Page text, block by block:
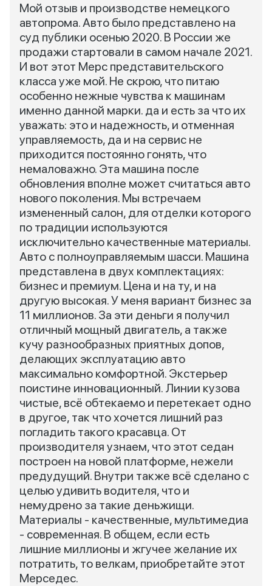
Мой отзыв и производстве немецкого
автопрома. Авто было представлено на
суд публики осенью 2020. В России же
продажи стартовали в самом начале 2021.
И вот этот Мерс представительского
класса уже мой. Не скрою, что питаю
особенно нежные чувства к машинам
именно данной марки. да и есть за что их
уважать: это и надежность, и отменная
управляемость, да и на сервис не
приходится постоянно гонять, что
немаловажно. Эта машина после
обновления вполне может считаться авто
нового поколения. Мы встречаем
измененный салон, для отделки которого
по традиции используются
исключительно качественные материалы.
Авто с полноуправляемым шасси. Машина
представлена в двух комплектациях:
бизнес и премиум. Цена и на ту, и на
другую высокая. У меня вариант бизнес за
11 миллионов. За эти деньги я получил
отличный мощный двигатель, а также
кучу разнообразных приятных допов,
делающих эксплуатацию авто
максимально комфортной. Экстерьер
поистине инновационный. Линии кузова
чистые, всё обтекаемо и перетекает одно
в другое, так что хочется лишний раз
погладить такого красавца. От
производителя узнаем, что этот седан
построен на новой платформе, нежели
предудущий. Внутри также всё сделано с
целью удивить водителя, что и
немудрено за такие деньжищи.
Материалы - качественные, мультимедиа
- современная. В общем, если есть
лишние миллионы и жгучее желание их
потратить, то велкам, приобретайте этот
Мерседес.